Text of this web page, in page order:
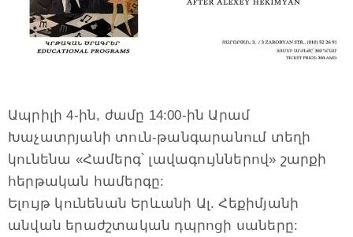
Ապրիլի 4-ին, ժամը 14:00-ին Արամ
Խաչատրյանի տուն-թանգարանում տեղի
կունենա «Համերգ՝ լավագույններով» շարքի
հերթական համերգը:
Ելույթ կունենան Երևանի Ալ. Հեքիմյանի
անվան երաժշտական դպրոցի սաները: